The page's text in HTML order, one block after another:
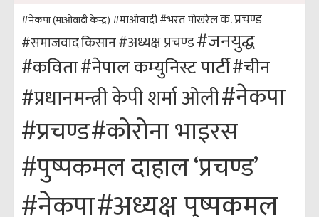
#नेकपा (माओवादी केन्द्र) #माओवादी#भरत पोखरेलक. प्रचण्ड
#समाजवादकिसान#अध्यक्ष प्रचण्ड#जनयुद्ध
#कविता#नेपाल कम्युनिस्ट पार्टी#चीन
#प्रधानमन्त्री केपी शर्मा ओली#नेकपा
#प्रचण्ड#कोरोना भाइरस
#पुष्पकमल दाहाल ‘प्रचण्ड’
#नेकपा#अध्यक्ष पुष्पकमल